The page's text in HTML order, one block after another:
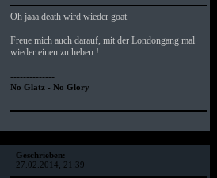
Oh jaaa death wird wieder goat
Freue mich auch darauf, mit der Londongang mal
wieder einen zu heben !
--------------
No Glatz - No Glory
Geschrieben:
27.02.2014, 21:39